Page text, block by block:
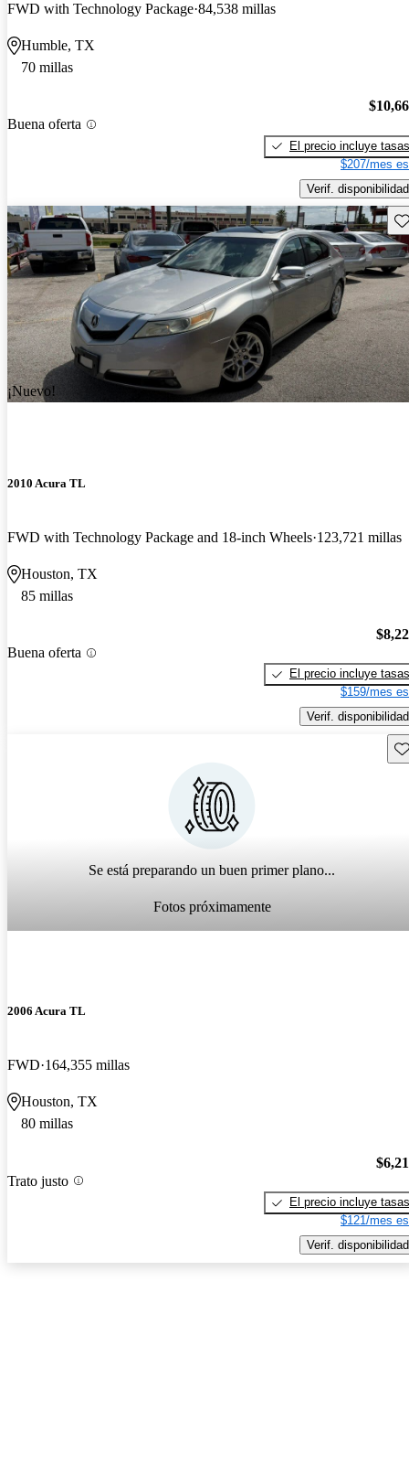
FWD with Technology Package 84,538 millas
Humble, TX
70 millas
Buena oferta
El precio incluye tasas
$207/mes
Verif. disponibilidad
¡Nuevo!
2010 Acura TL
FWD with Technology Package and 18-inch Wheels 123,721 millas
Houston, TX
85 millas
Buena oferta
El precio incluye tasas
$159/mes
Verif. disponibilidad
Se está preparando un buen primer plano...
Fotos próximamente
2006 Acura TL
FWD 164,355 millas
Houston, TX
80 millas
Trato justo
El precio incluye tasas
$121/mes
Verif. disponibilidad